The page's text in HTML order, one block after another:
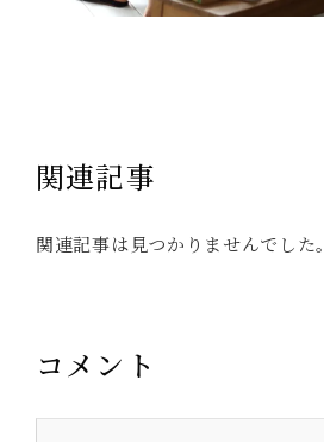
関連記事
関連記事は見つかりませんでした。
コメント